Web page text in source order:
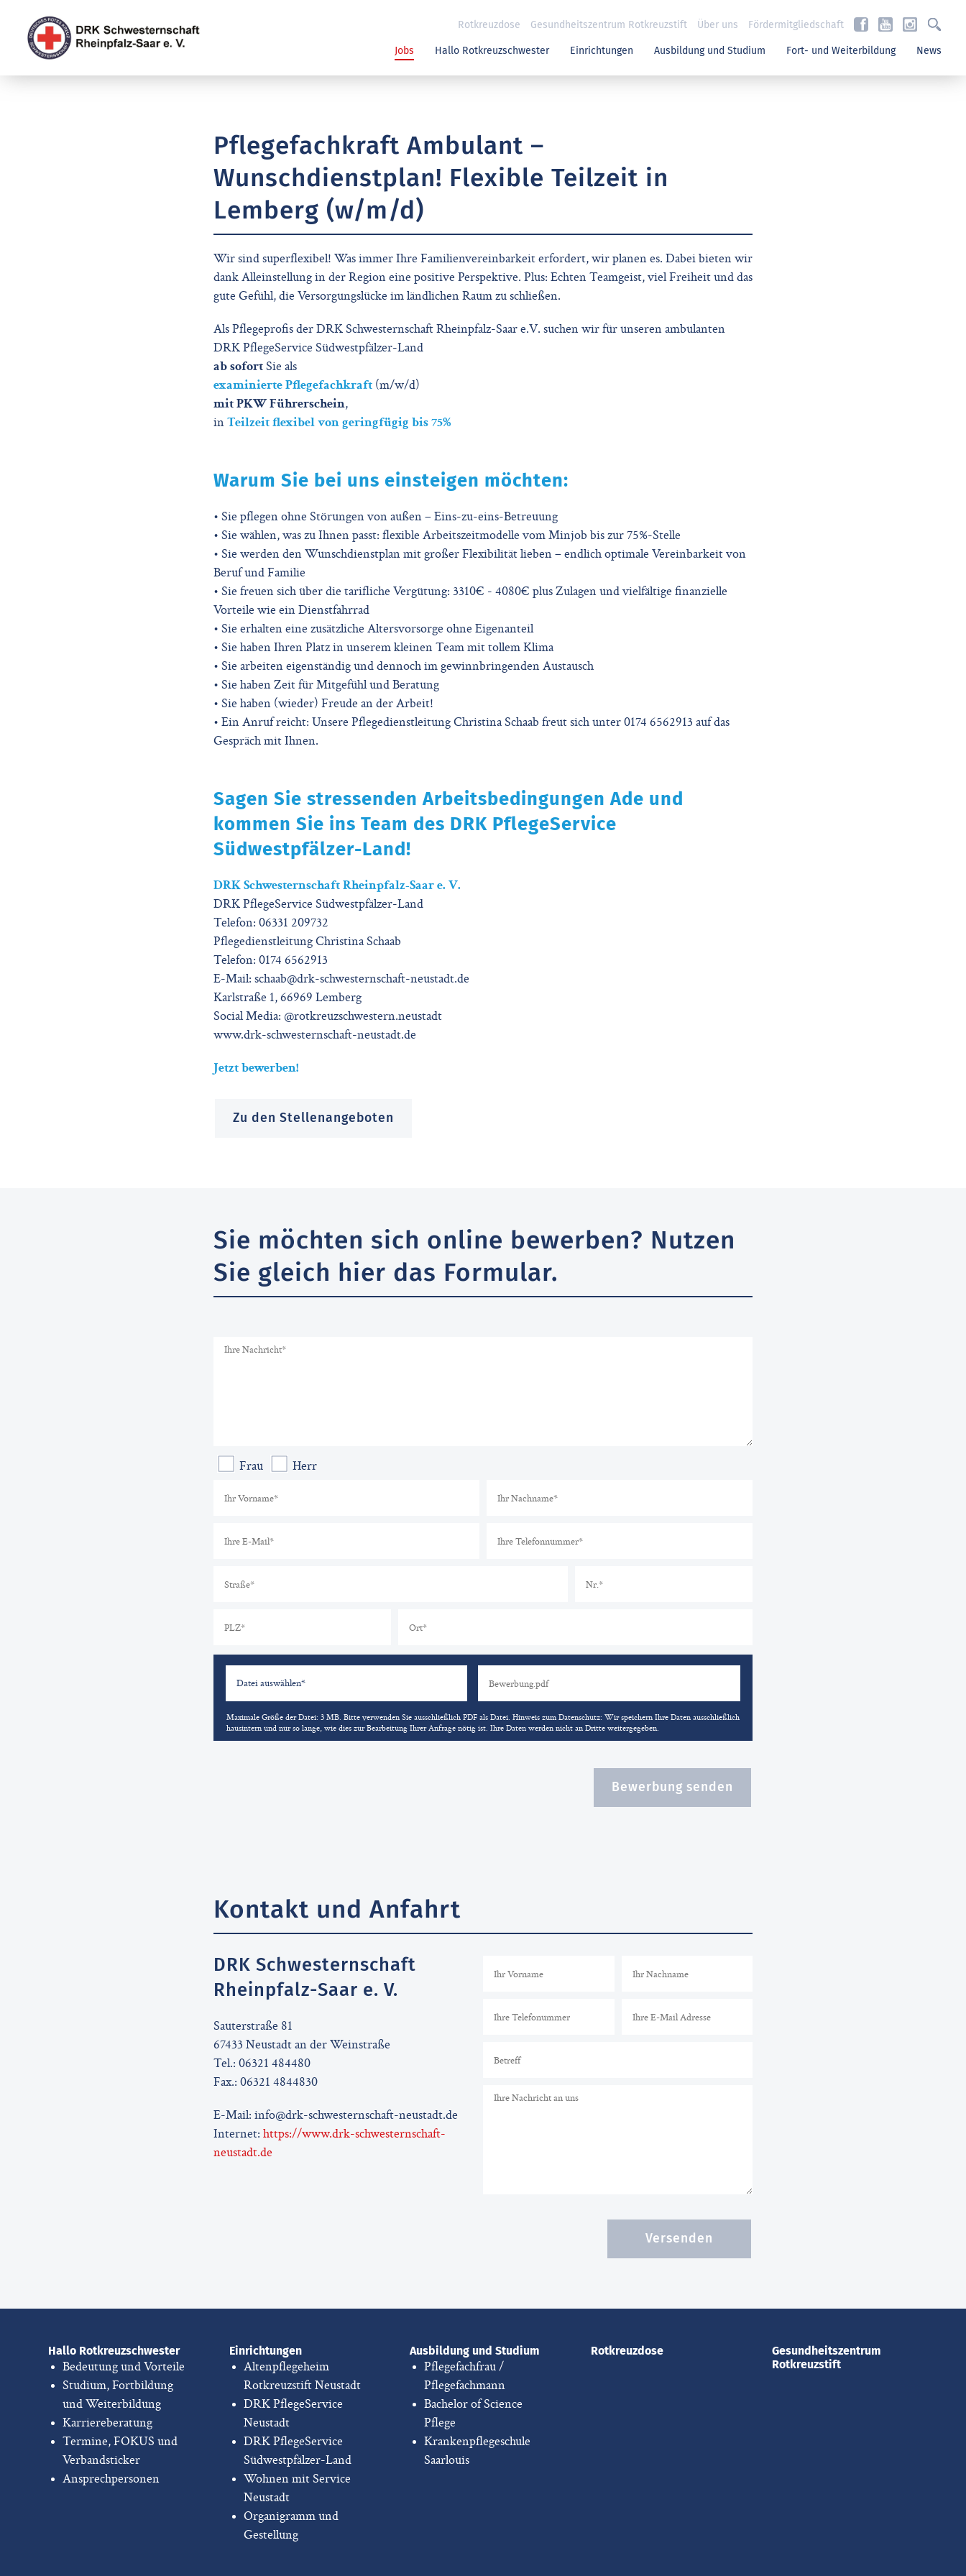
Rotkreuzdose Gesundheitszentrum Rotkreuzstift Über uns Fördermitgliedschaft
Jobs Hallo Rotkreuzschwester Einrichtungen Ausbildung und Studium Fort- und Weiterbildung News
Pflegefachkraft Ambulant –
Wunschdienstplan! Flexible Teilzeit in
Lemberg (w/m/d)
Wir sind superflexibel! Was immer Ihre Familienvereinbarkeit erfordert, wir planen es. Dabei bieten wir
dank Alleinstellung in der Region eine positive Perspektive. Plus: Echten Teamgeist, viel Freiheit und das
gute Gefühl, die Versorgungslücke im ländlichen Raum zu schließen.
Als Pflegeprofis der DRK Schwesternschaft Rheinpfalz-Saar e.V. suchen wir für unseren ambulanten
DRK PflegeService Südwestpfälzer-Land
ab sofort Sie als
examinierte Pflegefachkraft (m/w/d)
mit PKW Führerschein,
in Teilzeit flexibel von geringfügig bis 75%
Warum Sie bei uns einsteigen möchten:
• Sie pflegen ohne Störungen von außen – Eins-zu-eins-Betreuung
• Sie wählen, was zu Ihnen passt: flexible Arbeitszeitmodelle vom Minjob bis zur 75%-Stelle
• Sie werden den Wunschdienstplan mit großer Flexibilität lieben – endlich optimale Vereinbarkeit von
Beruf und Familie
• Sie freuen sich über die tarifliche Vergütung: 3310€ - 4080€ plus Zulagen und vielfältige finanzielle
Vorteile wie ein Dienstfahrrad
• Sie erhalten eine zusätzliche Altersvorsorge ohne Eigenanteil
• Sie haben Ihren Platz in unserem kleinen Team mit tollem Klima
• Sie arbeiten eigenständig und dennoch im gewinnbringenden Austausch
• Sie haben Zeit für Mitgefühl und Beratung
• Sie haben (wieder) Freude an der Arbeit!
• Ein Anruf reicht: Unsere Pflegedienstleitung Christina Schaab freut sich unter 0174 6562913 auf das
Gespräch mit Ihnen.
Sagen Sie stressenden Arbeitsbedingungen Ade und
kommen Sie ins Team des DRK PflegeService
Südwestpfälzer-Land!
DRK Schwesternschaft Rheinpfalz-Saar e. V.
DRK PflegeService Südwestpfälzer-Land
Telefon: 06331 209732
Pflegedienstleitung Christina Schaab
Telefon: 0174 6562913
E-Mail: schaab@drk-schwesternschaft-neustadt.de
Karlstraße 1, 66969 Lemberg
Social Media: @rotkreuzschwestern.neustadt
www.drk-schwesternschaft-neustadt.de
Jetzt bewerben!
Zu den Stellenangeboten
Sie möchten sich online bewerben? Nutzen
Sie gleich hier das Formular.
Frau Herr
Datei auswählen*
Maximale Größe der Datei: 3 MB. Bitte verwenden Sie ausschließlich PDF als Datei. Hinweis zum Datenschutz: Wir speichern Ihre Daten ausschließlich
hausintern und nur so lange, wie dies zur Bearbeitung Ihrer Anfrage nötig ist. Ihre Daten werden nicht an Dritte weitergegeben.
Bewerbung senden
Kontakt und Anfahrt
DRK Schwesternschaft
Rheinpfalz-Saar e. V.
Sauterstraße 81
67433 Neustadt an der Weinstraße
Tel.: 06321 484480
Fax.: 06321 4844830
E-Mail: info@drk-schwesternschaft-neustadt.de
Internet: https://www.drk-schwesternschaft-
neustadt.de
Versenden
Hallo Rotkreuzschwester
Bedeutung und Vorteile
Studium, Fortbildung
und Weiterbildung
Karriereberatung
Termine, FOKUS und
Verbandsticker
Ansprechpersonen
Einrichtungen
Altenpflegeheim
Rotkreuzstift Neustadt
DRK PflegeService
Neustadt
DRK PflegeService
Südwestpfälzer-Land
Wohnen mit Service
Neustadt
Organigramm und
Gestellung
Ausbildung und Studium
Pflegefachfrau /
Pflegefachmann
Bachelor of Science
Pflege
Krankenpflegeschule
Saarlouis
Rotkreuzdose
Gesundheitszentrum
Rotkreuzstift